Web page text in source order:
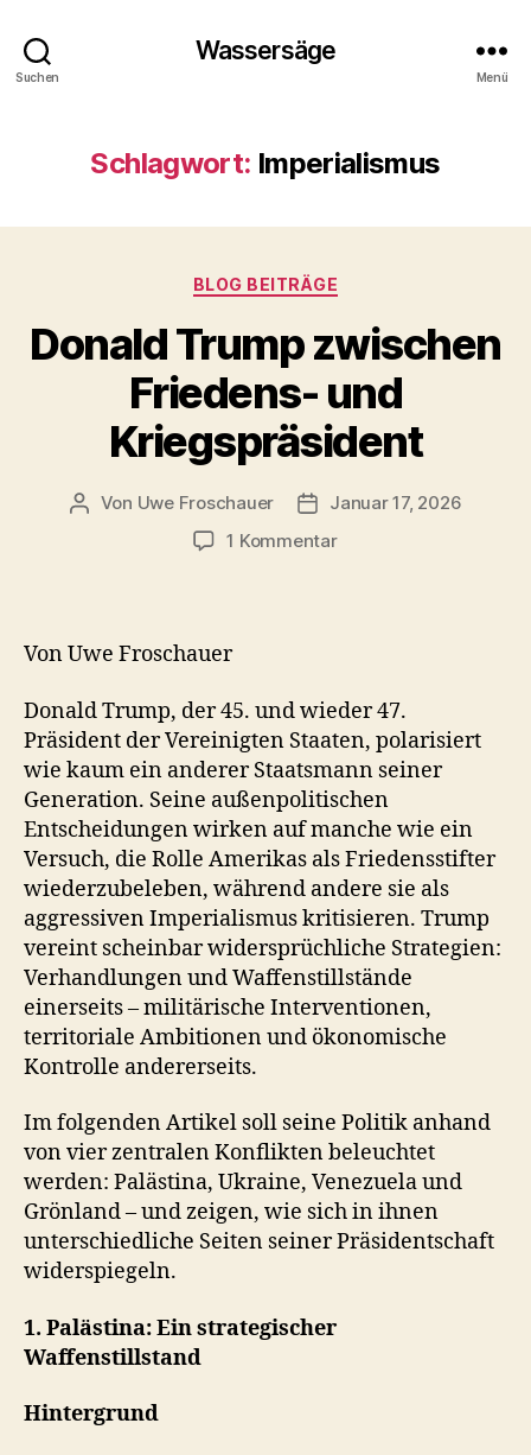
Suchen
Wassersäge
Menü
Schlagwort: Imperialismus
Kategorien
BLOG BEITRÄGE
Donald Trump zwischen
Friedens- und
Kriegspräsident
Beitragsautor
Von Uwe Froschauer Beitragsdatum
Januar 17, 2026
1 Kommentarzu
Von Uwe Froschauer
Donald Trump, der 45. und wieder 47.
Präsident der Vereinigten Staaten, polarisiert
wie kaum ein anderer Staatsmann seiner
Generation. Seine außenpolitischen
Entscheidungen wirken auf manche wie ein
Versuch, die Rolle Amerikas als Friedensstifter
wiederzubeleben, während andere sie als
aggressiven Imperialismus kritisieren. Trump
vereint scheinbar widersprüchliche Strategien:
Verhandlungen und Waffenstillstände
einerseits – militärische Interventionen,
territoriale Ambitionen und ökonomische
Kontrolle andererseits.
Im folgenden Artikel soll seine Politik anhand
von vier zentralen Konflikten beleuchtet
werden: Palästina, Ukraine, Venezuela und
Grönland – und zeigen, wie sich in ihnen
unterschiedliche Seiten seiner Präsidentschaft
widerspiegeln.
1. Palästina: Ein strategischer
Waffenstillstand
Hintergrund